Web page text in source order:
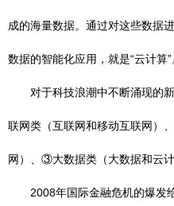
成的海量数据。通过对这些数据
数据的智能化应用，就是“云计算”
对于科技浪潮中不断涌现的新
联网类（互联网和移动互联网）
网）、③大数据类（大数据和云计
2008年国际金融危机的爆发